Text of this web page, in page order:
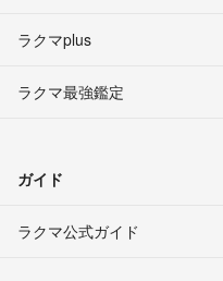
ラクマplus
ラクマ最強鑑定
ガイド
ラクマ公式ガイド